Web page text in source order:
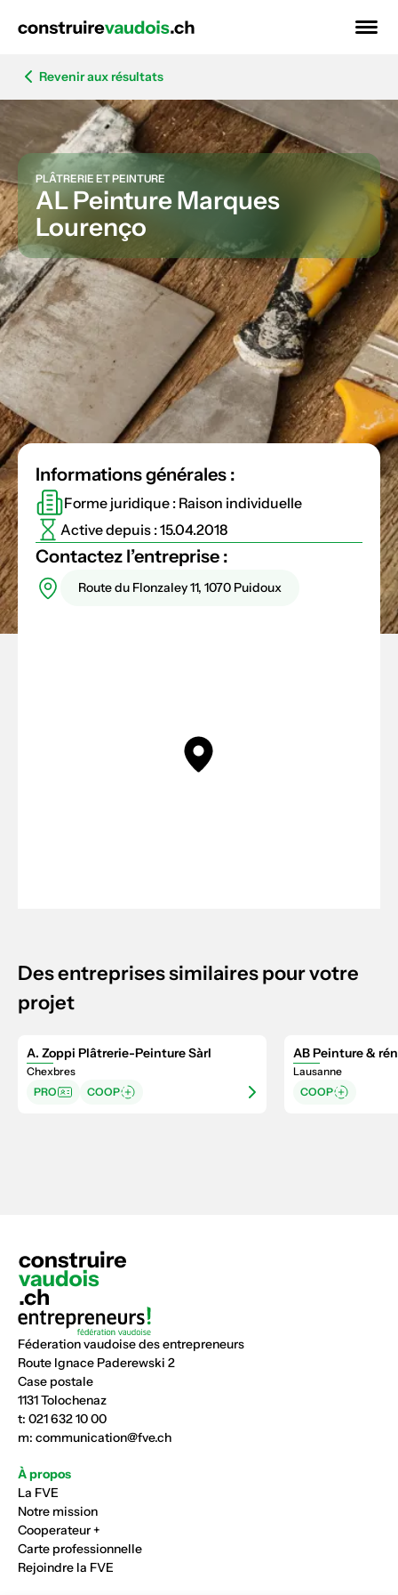
Revenir aux résultats
PLÂTRERIE ET PEINTURE
AL Peinture Marques
Lourenço
Informations générales :
Forme juridique : Raison individuelle
Active depuis : 15.04.2018
Contactez l’entreprise :
Route du Flonzaley 11, 1070 Puidoux
Des entreprises similaires pour votre
projet
A. Zoppi Plâtrerie-Peinture Sàrl
Chexbres
PRO
COOP
AB Peinture &
Lausanne
COOP
Féderation vaudoise des entrepreneurs
Route Ignace Paderewski 2
Case postale
1131 Tolochenaz
t: 021 632 10 00
m: communication@fve.ch
À propos
La FVE
Notre mission
Cooperateur +
Carte professionnelle
Rejoindre la FVE